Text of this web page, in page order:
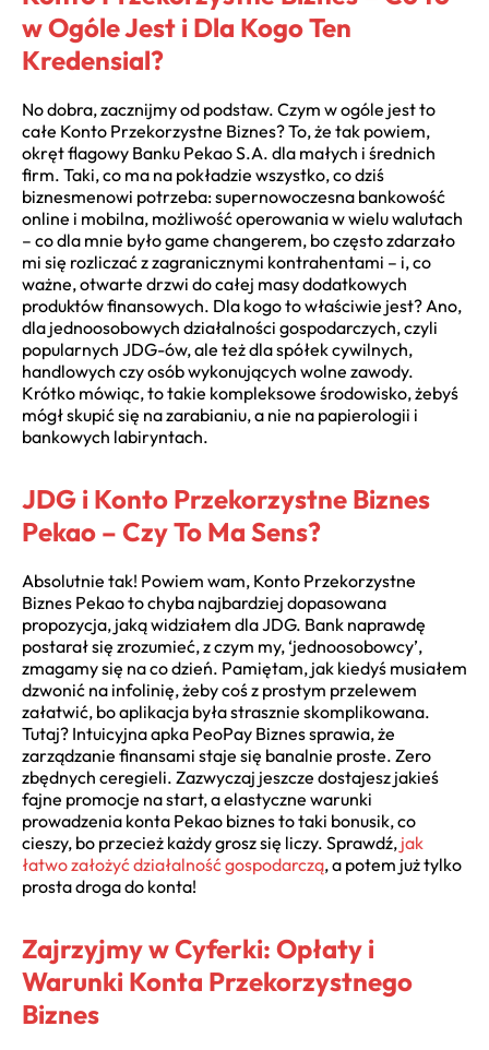
w Ogóle Jest i Dla Kogo Ten
Kredensial?
No dobra, zacznijmy od podstaw. Czym w ogóle jest to
całe Konto Przekorzystne Biznes? To, że tak powiem,
okręt flagowy Banku Pekao S.A. dla małych i średnich
firm. Taki, co ma na pokładzie wszystko, co dziś
biznesmenowi potrzeba: supernowoczesna bankowość
online i mobilna, możliwość operowania w wielu walutach
– co dla mnie było game changerem, bo często zdarzało
mi się rozliczać z zagranicznymi kontrahentami – i, co
ważne, otwarte drzwi do całej masy dodatkowych
produktów finansowych. Dla kogo to właściwie jest? Ano,
dla jednoosobowych działalności gospodarczych, czyli
popularnych JDG-ów, ale też dla spółek cywilnych,
handlowych czy osób wykonujących wolne zawody.
Krótko mówiąc, to takie kompleksowe środowisko, żebyś
mógł skupić się na zarabianiu, a nie na papierologii i
bankowych labiryntach.
JDG i Konto Przekorzystne Biznes
Pekao – Czy To Ma Sens?
Absolutnie tak! Powiem wam, Konto Przekorzystne
Biznes Pekao to chyba najbardziej dopasowana
propozycja, jaką widziałem dla JDG. Bank naprawdę
postarał się zrozumieć, z czym my, ‘jednoosobowcy’,
zmagamy się na co dzień. Pamiętam, jak kiedyś musiałem
dzwonić na infolinię, żeby coś z prostym przelewem
załatwić, bo aplikacja była strasznie skomplikowana.
Tutaj? Intuicyjna apka PeoPay Biznes sprawia, że
zarządzanie finansami staje się banalnie proste. Zero
zbędnych ceregieli. Zazwyczaj jeszcze dostajesz jakieś
fajne promocje na start, a elastyczne warunki
prowadzenia konta Pekao biznes to taki bonusik, co
cieszy, bo przecież każdy grosz się liczy. Sprawdź, jak
łatwo założyć działalność gospodarczą, a potem już tylko
prosta droga do konta!
Zajrzyjmy w Cyferki: Opłaty i
Warunki Konta Przekorzystnego
Biznes